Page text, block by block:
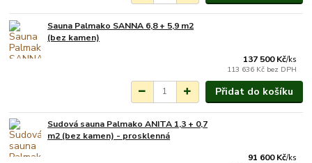
Sauna Palmako SANNA 6,8 + 5,9 m2
(bez kamen)
137 500 Kč/ks
113 636 Kč bez DPH
Přidat do košíku
Sudová sauna Palmako ANITA 1,3 + 0,7
m2 (bez kamen) - prosklenná
91 600 Kč/ks